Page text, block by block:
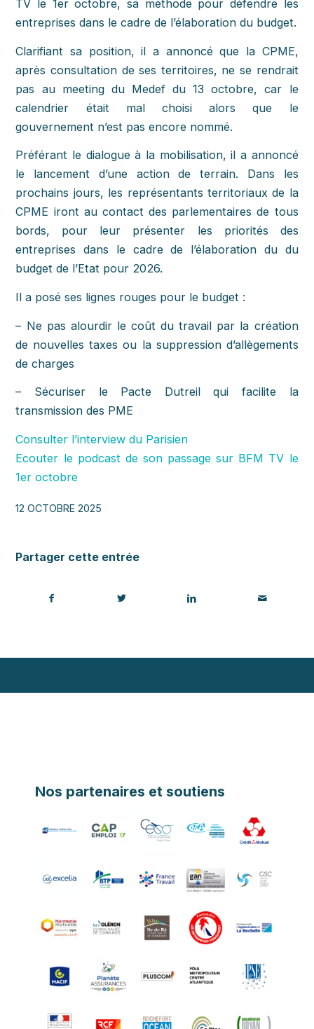
TV le 1er octobre, sa méthode pour défendre les
entreprises dans le cadre de l’élaboration du budget.
Clarifiant sa position, il a annoncé que la CPME,
après consultation de ses territoires, ne se rendrait
pas au meeting du Medef du 13 octobre, car le
calendrier était mal choisi alors que le
gouvernement n’est pas encore nommé.
Préférant le dialogue à la mobilisation, il a annoncé
le lancement d’une action de terrain. Dans les
prochains jours, les représentants territoriaux de la
CPME iront au contact des parlementaires de tous
bords, pour leur présenter les priorités des
entreprises dans le cadre de l’élaboration du du
budget de l’Etat pour 2026.
Il a posé ses lignes rouges pour le budget :
– Ne pas alourdir le coût du travail par la création
de nouvelles taxes ou la suppression d’allègements
de charges
– Sécuriser le Pacte Dutreil qui facilite la
transmission des PME
Consulter l’interview du Parisien
Ecouter le podcast de son passage sur BFM TV le
1er octobre
12 OCTOBRE 2025
Partager cette entrée
Nos partenaires et soutiens